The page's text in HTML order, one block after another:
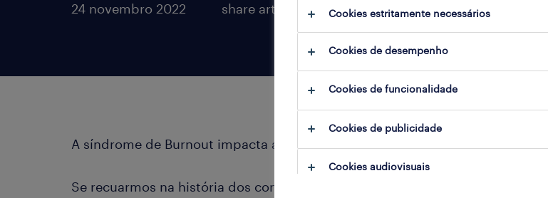
24 novembro 2022 share article:
A síndrome de Burnout impacta a performance das organizações.
Se recuarmos na história dos contact centers, a decisão de especializar a
Cookies estritamente necessários
Cookies de desempenho
Cookies de funcionalidade
Cookies de publicidade
Cookies audiovisuais